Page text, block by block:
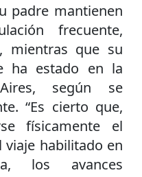
padre mantienen
frecuente,
mientras que su
ha estado en la
según se
“Es cierto que,
físicamente el
habilitado en
los avances